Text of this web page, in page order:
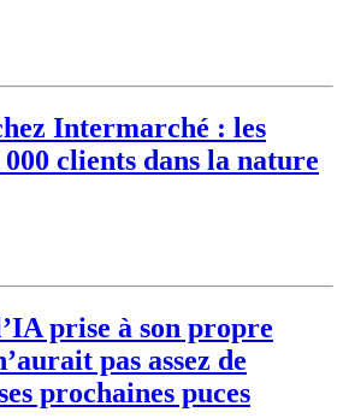
Intermarché : les
000 clients dans la nature
prise à son propre
pas assez de
prochaines puces